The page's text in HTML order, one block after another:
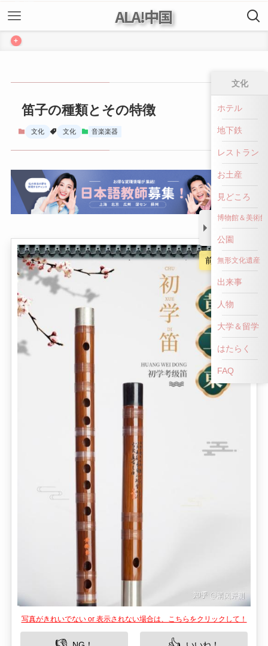
ALA!中国
+
笛子の種類とその特徴
文化 文化 音楽楽器
前へ戻る
写真がきれいでない or 表示されない場合は、こちらをクリックして！
NG！ いいね！
文化
ホテル
地下鉄
レストラン
お土産
見どころ
博物館＆美術館
公園
無形文化遺産
出来事
人物
大学＆留学
はたらく
FAQ